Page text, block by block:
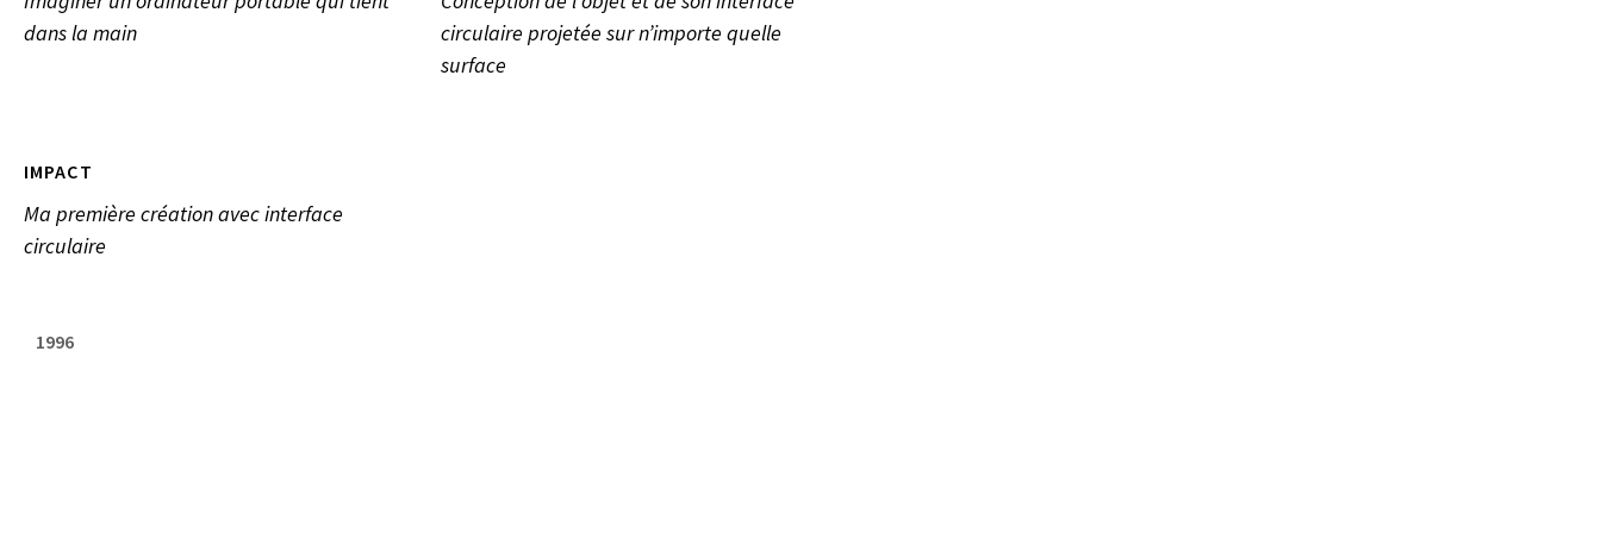
dans la main
circulaire projetée sur n’importe quelle
surface
IMPACT
Ma première création avec interface
circulaire
1996